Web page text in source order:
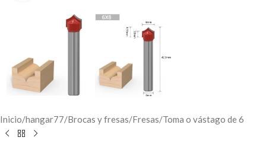
Inicio/hangar77/Brocas y fresas/Fresas/Toma o vástago de 6